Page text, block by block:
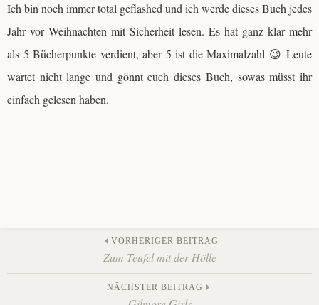
Ich bin noch immer total geflashed und ich werde dieses Buch jedes
Jahr vor Weihnachten mit Sicherheit lesen. Es hat ganz klar mehr
als 5 Bücherpunkte verdient, aber 5 ist die Maximalzahl 😉 Leute
wartet nicht lange und gönnt euch dieses Buch, sowas müsst ihr
einfach gelesen haben.
Beitrags-VORHERIGER BEITRAG
Zum Teufel mit der Hölle
NÄCHSTER BEITRAG